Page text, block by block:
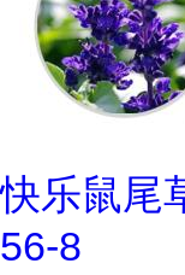
快乐鼠尾
56-8